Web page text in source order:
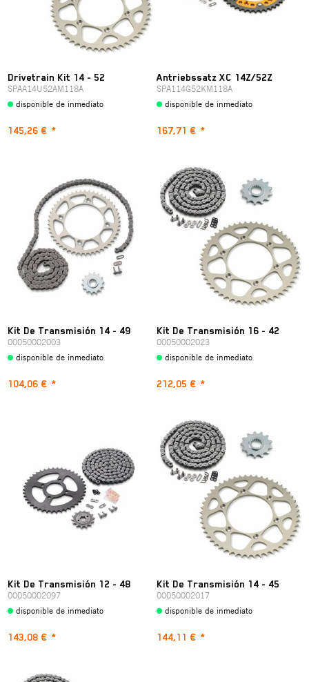
Drivetrain Kit 14 - 52
SPAA14U52AM118A
disponible de inmediato
145,26 € *
Antriebssatz XC 14Z/52Z
SPA114G52KM118A
disponible de inmediato
167,71 € *
Kit De Transmisión 14 - 49
00050002003
disponible de inmediato
104,06 € *
Kit De Transmisión 16 - 42
00050002023
disponible de inmediato
212,05 € *
Kit De Transmisión 12 - 48
00050002097
disponible de inmediato
143,08 € *
Kit De Transmisión 14 - 45
00050002017
disponible de inmediato
144,11 € *